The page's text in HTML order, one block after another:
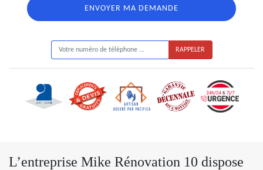
L’entreprise Mike Rénovation 10 dispose